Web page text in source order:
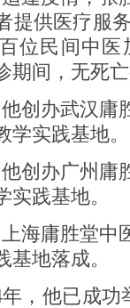
提供医疗服
位民间中
期间，无死亡
创办武汉庸
学实践基地。
创办广州庸
实践基地。
海庸胜堂中
基地落成。
，他已成